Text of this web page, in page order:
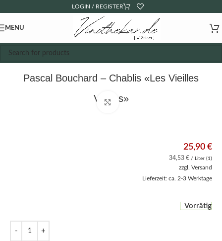
LOGIN / REGISTER
MENU
Pascal Bouchard – Chablis «Les Vieilles
Vignes»Click to enlarge
25,90 €
34,53 € / Liter (1)
zzgl. Versand
Lieferzeit: ca. 2-3 Werktage
Vorrätig